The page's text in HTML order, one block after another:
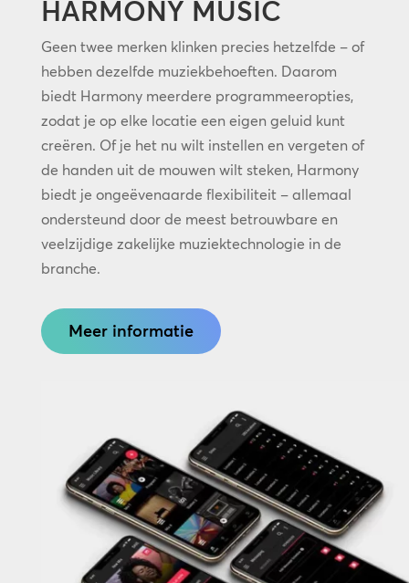
HARMONY MUSIC
Geen twee merken klinken precies hetzelfde – of
hebben dezelfde muziekbehoeften. Daarom
biedt Harmony meerdere programmeeropties,
zodat je op elke locatie een eigen geluid kunt
creëren. Of je het nu wilt instellen en vergeten of
de handen uit de mouwen wilt steken, Harmony
biedt je ongeëvenaarde flexibiliteit – allemaal
ondersteund door de meest betrouwbare en
veelzijdige zakelijke muziektechnologie in de
branche.
Meer informatie